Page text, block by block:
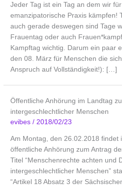
Jeder Tag ist ein Tag an dem wir
emanzipatorische Praxis kämpfen!
auch gerade deswegen sind Tage
Frauentag oder auch
Kampftag wichtig. Darum ein paar
den 08. März für Menschen die
Anspruch auf Vollständigkeit!): […]
Öffentliche Anhörung im Landtag
intergeschlechtlicher Menschen
evibes/ 2018/02/23
Am Montag, den 26.02.2018 findet
öffentliche Anhörung zum Antrag
Titel “Menschenrechte achten und
intergeschlechtlicher Menschen”
“Artikel 18 Absatz 3 der